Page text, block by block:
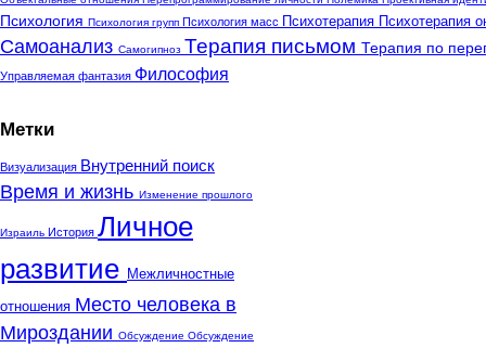
Психология Психология групп Психология масс Психотерапия Психотерапия
Самоанализ Самогипноз Терапия письмом Терапия по
Управляемая фантазия Философия
Метки
Визуализация Внутренний поиск
Время и жизнь Изменение прошлого
Израиль История Личное
развитие
Межличностные
отношения Место человека в
Мироздании Обсуждение Обсуждение